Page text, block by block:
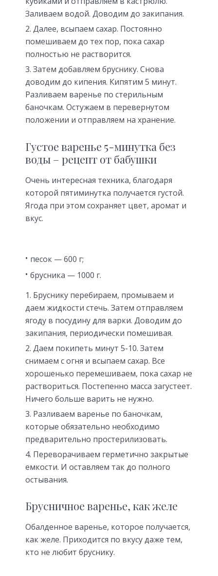
Заливаем водой. Доводим до закипания.
Далее, всыпаем сахар. Постоянно
помешиваем до тех пор, пока сахар
полностью не растворится.
Затем добавляем бруснику. Снова
доводим до кипения. Кипятим 5 минут.
Разливаем варенье по стерильным
баночкам. Остужаем в перевернутом
положении и отправляем на хранение.
Густое варенье 5-минутка без
воды – рецепт от бабушки
Очень интересная техника, благодаря
которой пятиминутка получается густой.
Ягода при этом сохраняет цвет, аромат и
вкус.
песок — 600 г;
брусника — 1000 г.
Бруснику перебираем, промываем и
даем жидкости стечь. Затем отправляем
ягоду в посудину для варки. Доводим до
закипания, периодически помешивая.
Даем покипеть минут 5-10. Затем
снимаем с огня и всыпаем сахар. Все
хорошенько перемешиваем, пока сахар не
раствориться. Постепенно масса загустеет.
Ничего больше варить не нужно.
Разливаем варенье по баночкам,
которые обязательно необходимо
предварительно простерилизовать.
Переворачиваем герметично закрытые
емкости. И оставляем так до полного
остывания.
Брусничное варенье, как желе
Обалденное варенье, которое получается,
как желе. Приходится по вкусу даже тем,
кто не любит бруснику.